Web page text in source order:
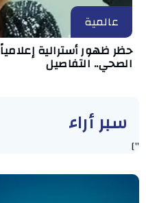
عالمية
حظر ظهور أسترالية
الصحي.. التفاصيل
سبر أراء
"]